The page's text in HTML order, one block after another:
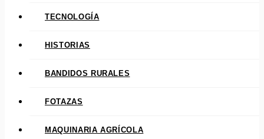
TECNOLOGÍA
HISTORIAS
BANDIDOS RURALES
FOTAZAS
MAQUINARIA AGRÍCOLA